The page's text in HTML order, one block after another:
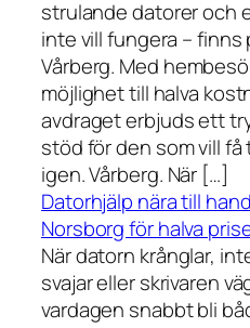
strulande datorer och
inte vill fungera –
Vårberg. Med
möjlighet till halva
avdraget erbjuds ett
stöd för den som vill
igen. Vårberg. När […]
Datorhjälp nära till
Norsborg för halva
När datorn krånglar,
svajar eller skrivaren
vardagen snabbt bli